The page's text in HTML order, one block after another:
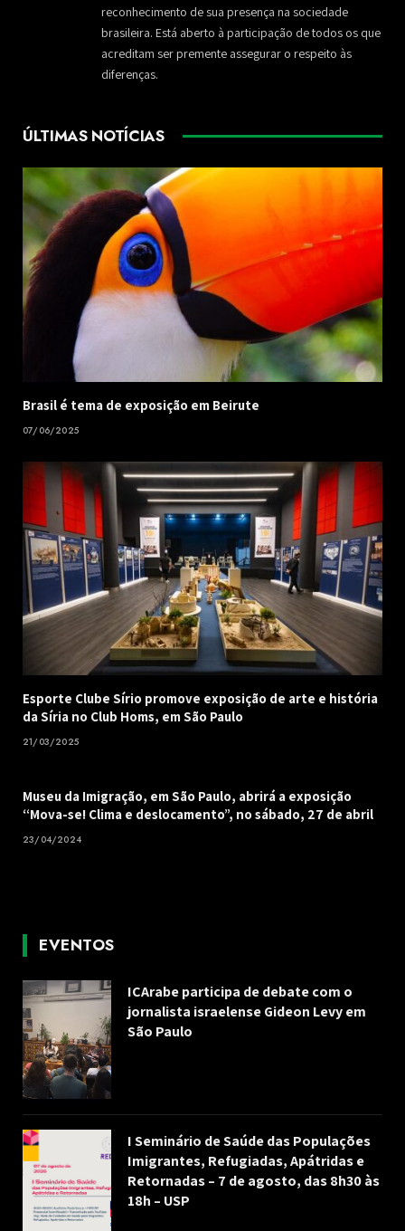
reconhecimento de sua presença na sociedade
brasileira. Está aberto à participação de todos os que
acreditam ser premente assegurar o respeito às
diferenças.
ÚLTIMAS NOTÍCIAS
Brasil é tema de exposição em Beirute
07/06/2025
Esporte Clube Sírio promove exposição de arte e história
da Síria no Club Homs, em São Paulo
21/03/2025
Museu da Imigração, em São Paulo, abrirá a exposição
“Mova-se! Clima e deslocamento”, no sábado, 27 de abril
23/04/2024
EVENTOS
ICArabe participa de debate com o
jornalista israelense Gideon Levy em
São Paulo
I Seminário de Saúde das Populações
Imigrantes, Refugiadas, Apátridas e
Retornadas – 7 de agosto, das 8h30 às
18h – USP